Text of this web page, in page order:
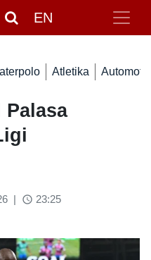
EN
Atletika Automoto
| access_time 23:25